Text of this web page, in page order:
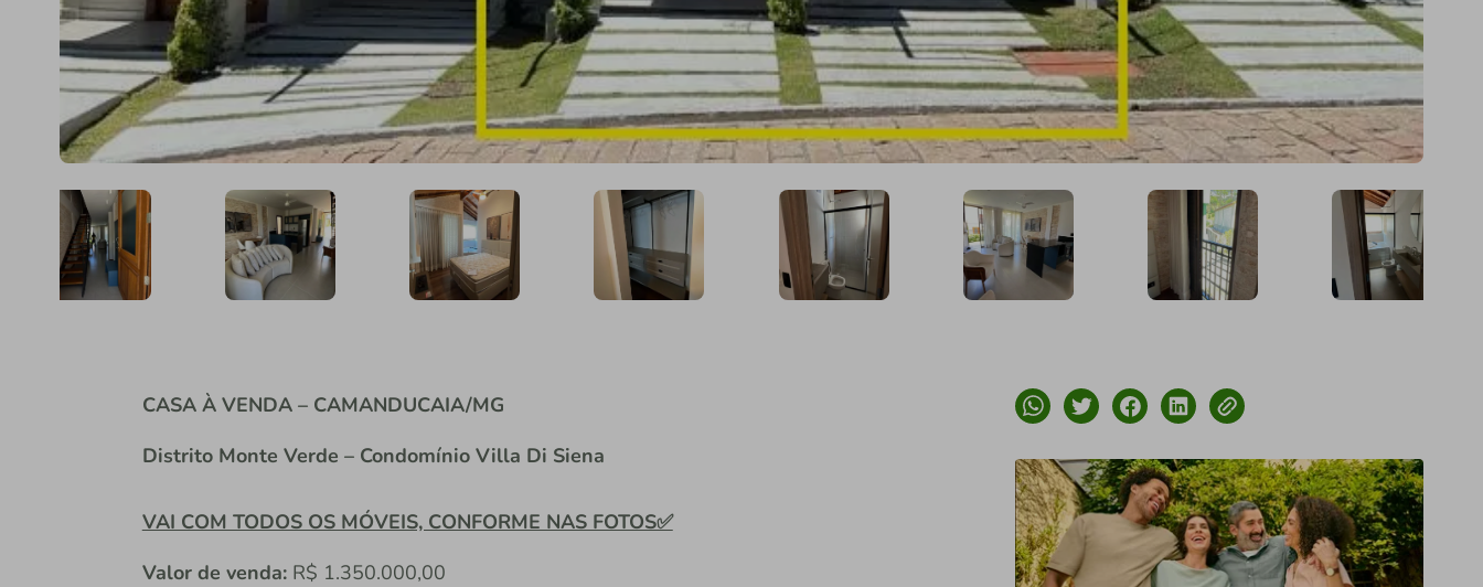
CASA À VENDA – CAMANDUCAIA/MG
Distrito Monte Verde – Condomínio Villa Di Siena
VAI COM TODOS OS MÓVEIS, CONFORME NAS FOTOS✅
Valor de venda:R$ 1.350.000,00